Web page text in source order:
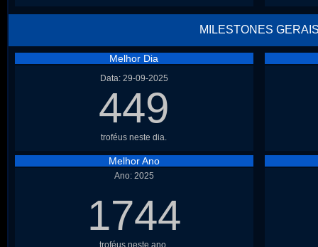
MILESTONES
Melhor Dia
Data: 29-09-2025
449
troféus neste dia.
Melhor Ano
Ano: 2025
1744
troféus neste ano.